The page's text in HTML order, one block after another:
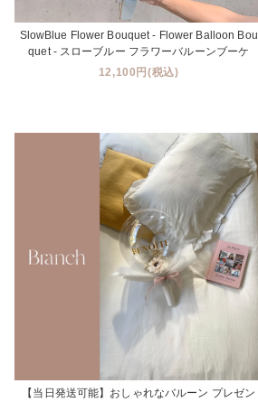
SlowBlue Flower Bouquet - Flower Balloon Bou
quet - スローブルー フラワーバルーンブーケ
12,100円(税込)
【当日発送可能】おしゃれなバルーン プレゼン